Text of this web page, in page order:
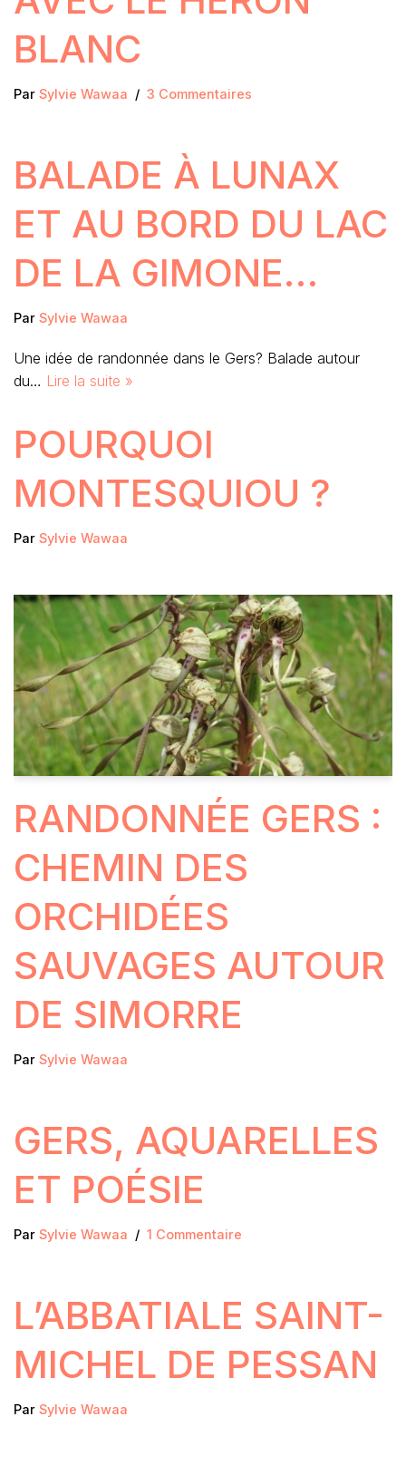
BLANC
Par Sylvie Wawaa 3 Commentaires
BALADE À LUNAX
ET AU BORD DU LAC
DE LA GIMONE…
Par Sylvie Wawaa
Une idée de randonnée dans le Gers? Balade autour
du… Lire la suite »
POURQUOI
MONTESQUIOU ?
Par Sylvie Wawaa
RANDONNÉE GERS :
CHEMIN DES
ORCHIDÉES
SAUVAGES AUTOUR
DE SIMORRE
Par Sylvie Wawaa
GERS, AQUARELLES
ET POÉSIE
Par Sylvie Wawaa 1 Commentaire
L’ABBATIALE SAINT-
MICHEL DE PESSAN
Par Sylvie Wawaa